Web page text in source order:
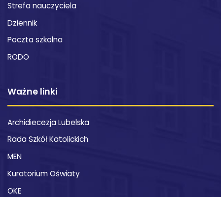
Strefa nauczyciela
Dziennik
Poczta szkolna
RODO
Ważne linki
Archidiecezja Lubelska
Rada Szkół Katolickich
MEN
Kuratorium Oświaty
OKE